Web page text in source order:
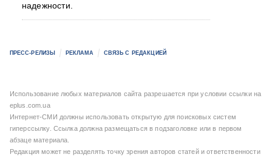
надежности.
ПРЕСС-РЕЛИЗЫ РЕКЛАМА СВЯЗЬ С РЕДАКЦИЕЙ
Использование любых материалов сайта разрешается при условии ссылки на
eplus.com.ua
Интернет-СМИ должны использовать открытую для поисковых систем
гиперссылку. Ссылка должна размещаться в подзаголовке или в первом
абзаце материала.
Редакция может не разделять точку зрения авторов статей и ответственности